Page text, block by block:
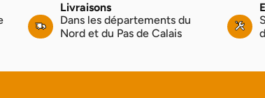
Livraisons
Dans les départements du
Nord et du Pas de Calais